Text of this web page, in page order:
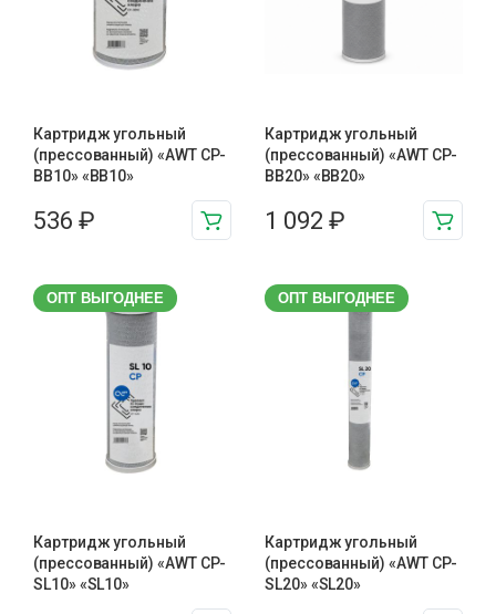
Картридж угольный
(прессованный) «AWT CP-
BB10» «BB10»
536 ₽
Картридж угольный
(прессованный) «AWT CP-
BB20» «BB20»
1 092 ₽
ОПТ ВЫГОДНЕЕ
Картридж угольный
(прессованный) «AWT CP-
SL10» «SL10»
ОПТ ВЫГОДНЕЕ
Картридж угольный
(прессованный) «AWT CP-
SL20» «SL20»